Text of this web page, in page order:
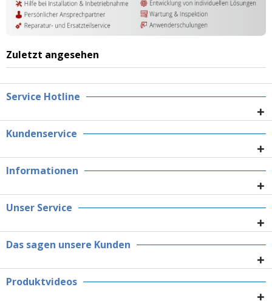
Zuletzt angesehen
Service Hotline
Kundenservice
Informationen
Unser Service
Das sagen unsere Kunden
Produktvideos